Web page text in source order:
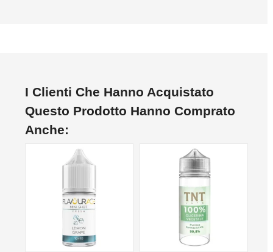
I Clienti Che Hanno Acquistato
Questo Prodotto Hanno Comprato
Anche: